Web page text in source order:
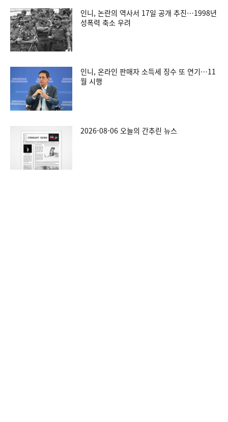
인니, 논란의 역사서 17일 공개 추진…1998년
성폭력 축소 우려
인니, 온라인 판매자 소득세 징수 또 연기…11
월 시행
2026-08-06 오늘의 간추린 뉴스